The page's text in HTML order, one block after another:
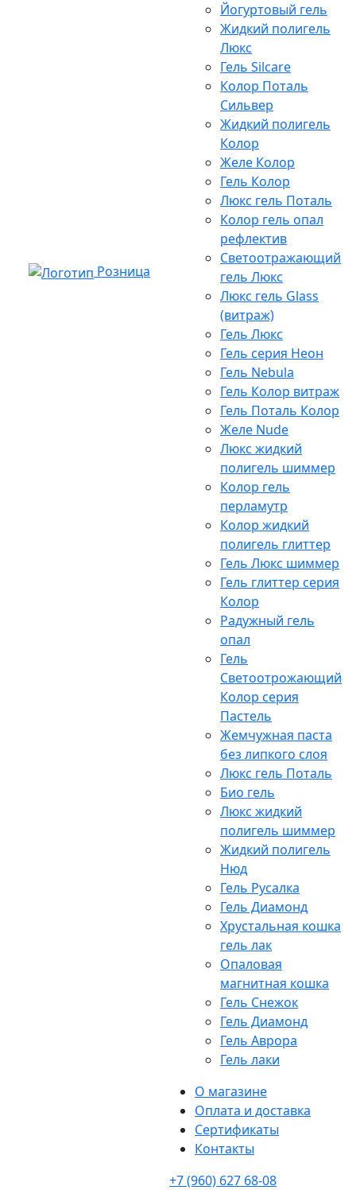
Розница
Йогуртовый гель
Жидкий полигель
Люкс
Гель Silcare
Колор Поталь
Сильвер
Жидкий полигель
Колор
Желе Колор
Гель Колор
Люкс гель Поталь
Колор гель опал
рефлектив
Светоотражающий
гель Люкс
Люкс гель Glass
(витраж)
Гель Люкс
Гель серия Неон
Гель Nebula
Гель Колор витраж
Гель Поталь Колор
Желе Nude
Люкс жидкий
полигель шиммер
Колор гель
перламутр
Колор жидкий
полигель глиттер
Гель Люкс шиммер
Гель глиттер серия
Колор
Радужный гель
опал
Гель
Светоотрожающий
Колор серия
Пастель
Жемчужная паста
без липкого слоя
Люкс гель Поталь
Био гель
Люкс жидкий
полигель шиммер
Жидкий полигель
Нюд
Гель Русалка
Гель Диамонд
Хрустальная кошка
гель лак
Опаловая
магнитная кошка
Гель Снежок
Гель Диамонд
Гель Аврора
Гель лаки
О магазине
Оплата и доставка
Cертификаты
Контакты
+7 (960) 627 68-08